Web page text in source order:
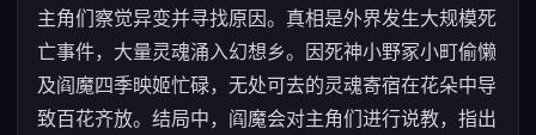
主角们察觉异变并寻找原因。真相是外界发生大规模死
亡事件，大量灵魂涌入幻想乡。因死神小野冢小町偷懒
及阎魔四季映姬忙碌，无处可去的灵魂寄宿在花朵中导
致百花齐放。结局中，阎魔会对主角们进行说教，指出